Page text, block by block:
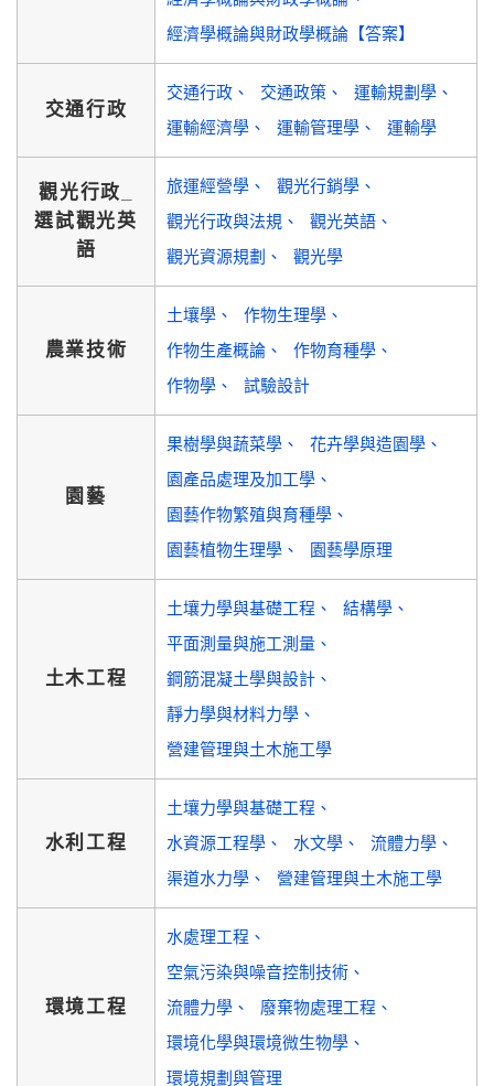
經濟學概論與財政學概論【答案】
交通行政
交通行政 交通政策
運輸規劃學
運輸經濟學
運輸管理學 運輸學
觀光行政_
選試觀光英
語
旅運經營學
觀光行銷學
觀光行政與法規
觀光英語
觀光資源規劃
觀光學
農業技術
土壤學
作物生理學
作物生產概論
作物育種學
作物學
試驗設計
園藝
果樹學與蔬菜學
花卉學與造園學
園產品處理及加工學
園藝作物繁殖與育種學
園藝植物生理學
園藝學原理
土木工程
土壤力學與基礎工程
結構學
平面測量與施工測量
鋼筋混凝土學與設計
靜力學與材料力學
營建管理與土木施工學
水利工程
土壤力學與基礎工程
水資源工程學
水文學
流體力學
渠道水力學
營建管理與土木施工學
環境工程
水處理工程
空氣污染與噪音控制技術
流體力學
廢棄物處理工程
環境化學與環境微生物學
環境規劃與管理